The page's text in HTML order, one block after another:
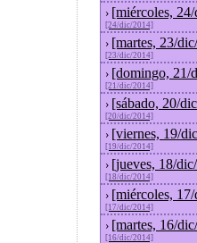
› [miércoles,
[24/dic/2014]
› [martes, 23/
[23/dic/2014]
› [domingo, 21/
[21/dic/2014]
› [sábado, 20/
[20/dic/2014]
› [viernes, 19/
[19/dic/2014]
› [jueves, 18/
[18/dic/2014]
› [miércoles,
[17/dic/2014]
› [martes, 16/
[16/dic/2014]